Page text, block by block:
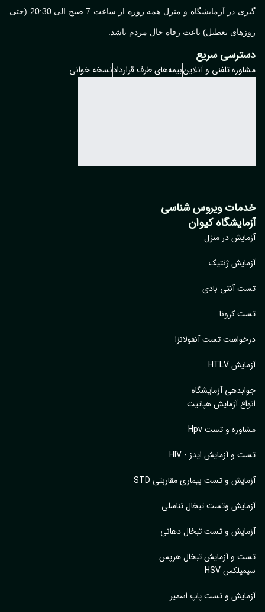
گیری در آزمایشگاه و منزل همه روزه از ساعت 7 صبح الی 20:30 (حتی
روزهای تعطیل) باعث رفاه حال مردم باشد.
دسترسی سریع
مشاوره تلفنی و آنلاینبیمه‌های طرف قراردادنسخه خوانی
خدمات ویروس شناسی
آزمایشگاه کیوان
آزمایش در منزل
آزمایش ژنتیک
تست آنتی بادی
تست کرونا
درخواست تست آنفولانزا
آزمایش HTLV
جوابدهی آزمایشگاه
انواع آزمایش هپاتیت
مشاوره و تست Hpv
تست و آزمایش ایدز - HIV
آزمایش و تست بیماری مقاربتی STD
آزمایش وتست تبخال تناسلی
آزمایش و تست تبخال دهانی
تست و آزمایش تبخال هرپس
سیمپلکس HSV
آزمایش و تست پاپ اسمیر